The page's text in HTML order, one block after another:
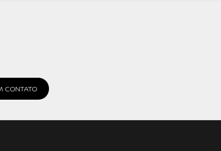
CONTATO